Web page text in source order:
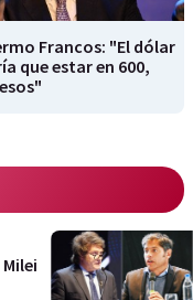
Francos: "El dólar
que estar en 600,